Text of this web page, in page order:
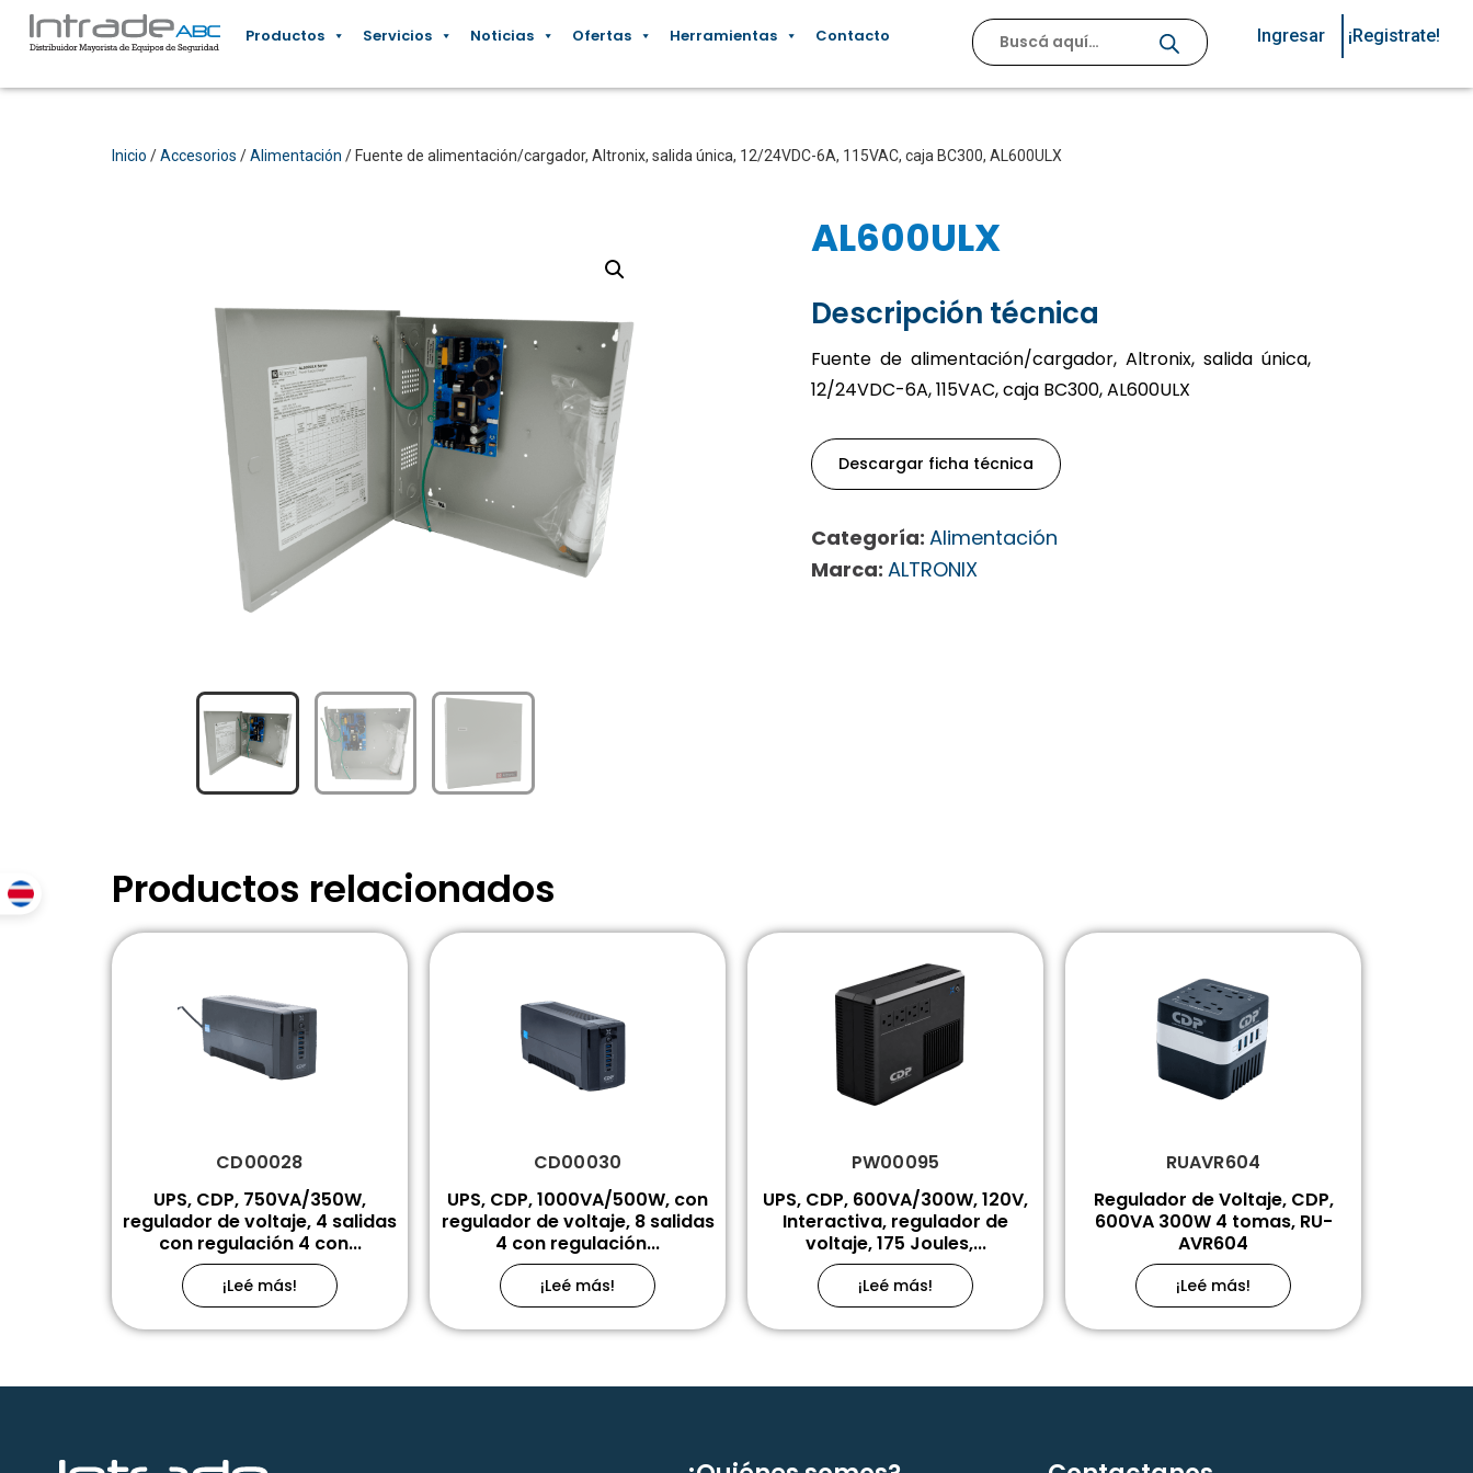
Productos Servicios Noticias Ofertas Herramientas Contacto Ingresar ¡Registrate!
Inicio /Accesorios /Alimentación / Fuente de alimentación/cargador, Altronix, salida única, 12/24VDC-6A, 115VAC, caja BC300, AL600ULX
AL600ULX
Descripción técnica
Fuente de alimentación/cargador, Altronix, salida única,
12/24VDC-6A, 115VAC, caja BC300, AL600ULX
Descargar ficha técnica
Categoría: Alimentación
Marca:ALTRONIX
Productos relacionados
CD00028
UPS, CDP, 750VA/350W,
regulador de voltaje, 4 salidas
con regulación 4 con...
¡Leé más!
CD00030
UPS, CDP, 1000VA/500W, con
regulador de voltaje, 8 salidas
4 con regulación...
¡Leé más!
PW00095
UPS, CDP, 600VA/300W, 120V,
Interactiva, regulador de
voltaje, 175 Joules,...
¡Leé más!
RUAVR604
Regulador de Voltaje, CDP,
600VA 300W 4 tomas, RU-
AVR604
¡Leé más!